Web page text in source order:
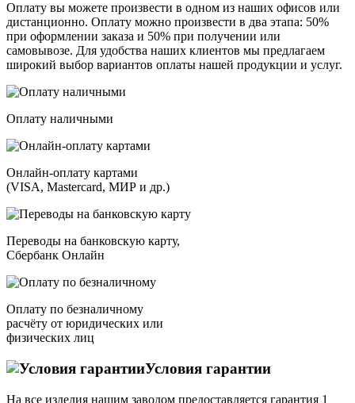
Оплату вы можете произвести в одном из наших офисов или
дистанционно. Оплату можно произвести в два этапа: 50%
при оформлении заказа и 50% при получении или
самовывозе. Для удобства наших клиентов мы предлагаем
широкий выбор вариантов оплаты нашей продукции и услуг.
Оплату наличными
Онлайн-оплату картами
(VISA, Mastercard, МИР и др.)
Переводы на банковскую карту,
Сбербанк Онлайн
Оплату по безналичному
расчёту от юридических или
физических лиц
Условия гарантии
На все изделия нашим заводом предоставляется гарантия 1